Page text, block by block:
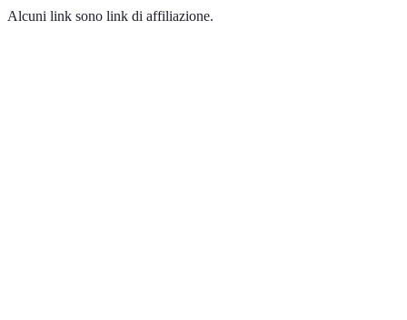
Alcuni link sono link di affiliazione.